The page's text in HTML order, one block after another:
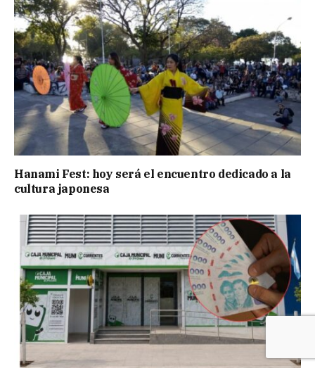
Hanami Fest: hoy será el encuentro dedicado a la
cultura japonesa